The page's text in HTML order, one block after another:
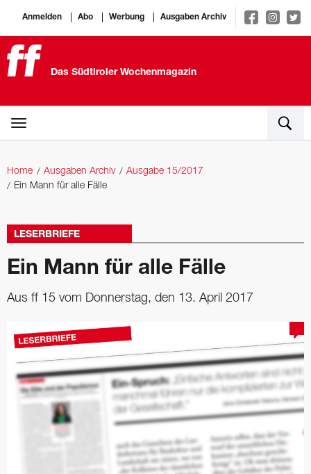
Anmelden Abo Werbung Ausgaben Archiv
Das Südtiroler Wochenmagazin
Home Ausgaben Archiv
Ausgabe 15/2017
Ein Mann für alle Fälle
LESERBRIEFE
Ein Mann für alle Fälle
Aus ff 15 vom Donnerstag, den 13. April 2017